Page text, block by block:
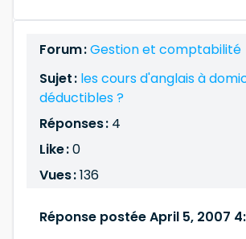
Forum :Gestion et comptabilité
Sujet : les cours d'anglais à
déductibles ?
Réponses : 4
Like :0
Vues :136
Réponse postée April 5, 2007